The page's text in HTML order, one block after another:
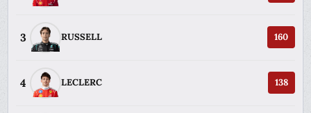
3 RUSSELL 160
4 LECLERC 138